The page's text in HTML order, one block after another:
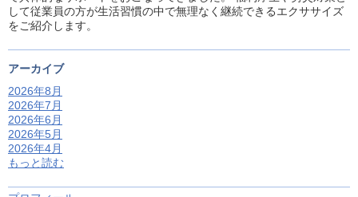
して従業員の方が生活習慣の中で無理なく継続できるエクササイズ
をご紹介します。
アーカイブ
2026年8月
2026年7月
2026年6月
2026年5月
2026年4月
もっと読む